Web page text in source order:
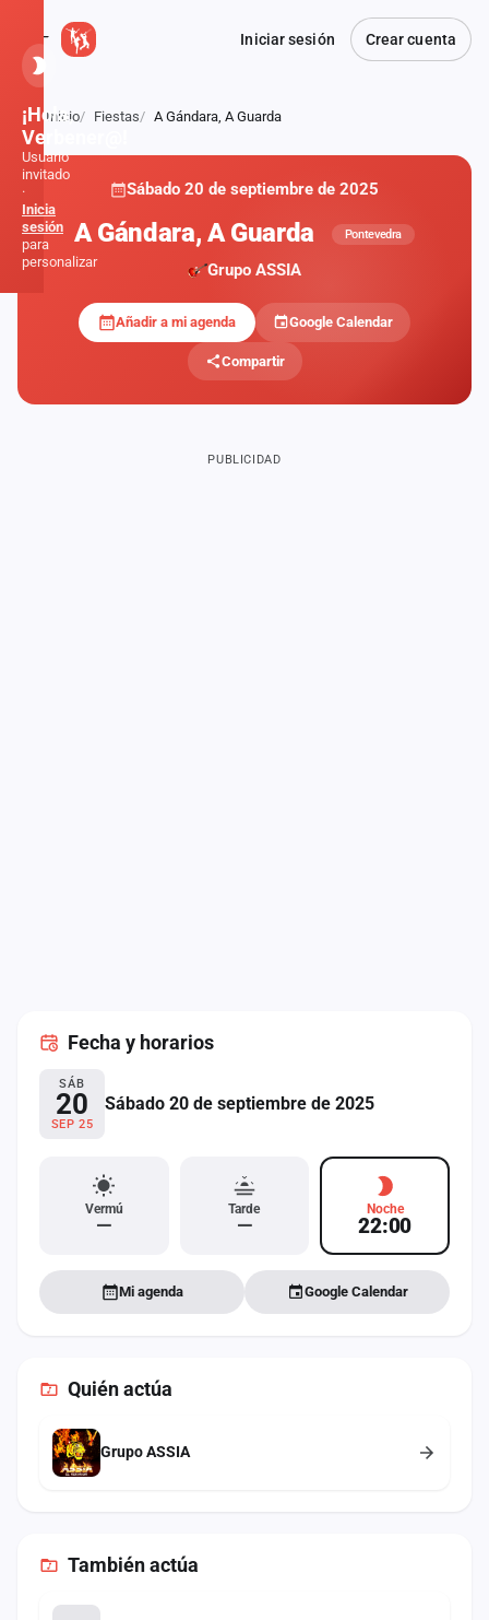
Iniciar sesión Crear cuenta
Atrás
Inicio Fiestas A Gándara, A Guarda
Sábado 20 de septiembre de 2025
A Gándara, A Guarda Pontevedra
Grupo ASSIA
Añadir a mi agenda Google Calendar
Compartir
PUBLICIDAD
Fecha y horarios
SÁB
20
SEP 25
Sábado 20 de septiembre de 2025
Vermú
—
Tarde
—
Noche
22:00
Mi agenda Google Calendar
Quién actúa
Grupo ASSIA
Tambiénactúa
¡Hola,
Verbener@!
Usuario
invitado
·
Inicia
sesión
para
personalizar
Administración
Contacto